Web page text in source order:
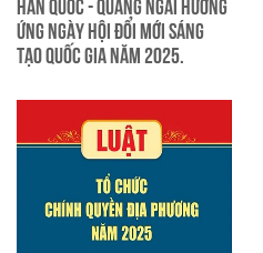
ứng Ngày hội Đổi mới sáng
tạo quốc gia năm 2025.